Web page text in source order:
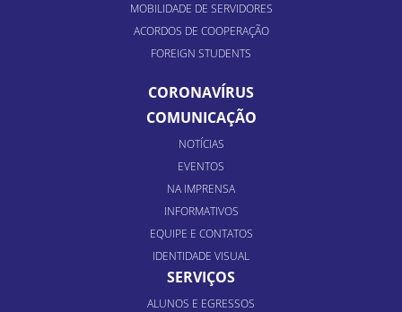
MOBILIDADE DE SERVIDORES
ACORDOS DE COOPERAÇÃO
FOREIGN STUDENTS
CORONAVÍRUS
COMUNICAÇÃO
NOTÍCIAS
EVENTOS
NA IMPRENSA
INFORMATIVOS
EQUIPE E CONTATOS
IDENTIDADE VISUAL
SERVIÇOS
ALUNOS E EGRESSOS